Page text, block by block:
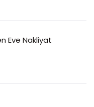
Eve Nakliyat